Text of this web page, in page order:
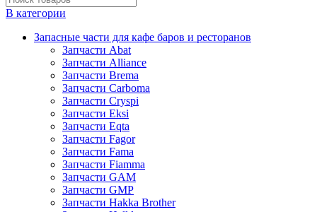
В категории
Запасные части для кафе баров и ресторанов
Запчасти Abat
Запчасти Alliance
Запчасти Brema
Запчасти Carboma
Запчасти Cryspi
Запчасти Eksi
Запчасти Eqta
Запчасти Fagor
Запчасти Fama
Запчасти Fiamma
Запчасти GAM
Запчасти GMP
Запчасти Hakka Brother